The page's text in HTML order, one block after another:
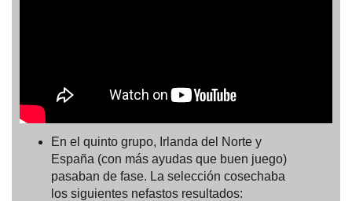
En el quinto grupo, Irlanda del Norte y
España (con más ayudas que buen juego)
pasaban de fase. La selección cosechaba
los siguientes nefastos resultados: